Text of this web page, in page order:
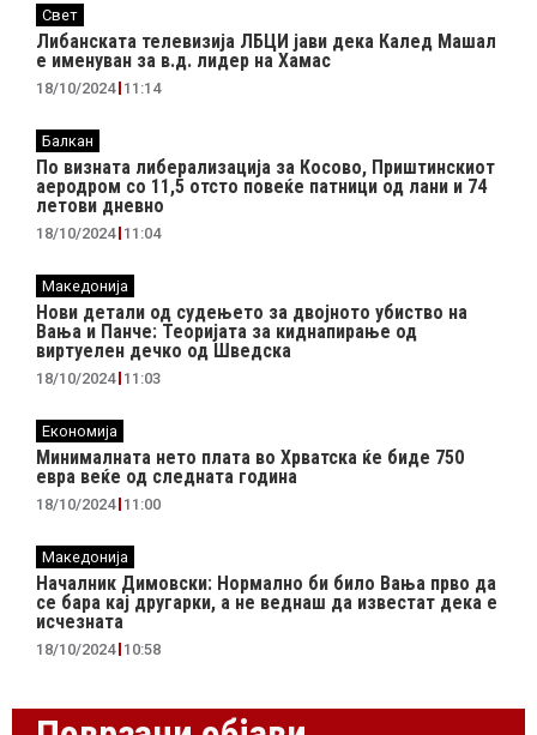
Свет
Либанската телевизија ЛБЦИ јави дека Калед Машал
е именуван за в.д. лидер на Хамас
18/10/2024 11:14
Балкан
По визната либерализација за Косово, Приштинскиот
аеродром со 11,5 отсто повеќе патници од лани и 74
летови дневно
18/10/2024 11:04
Македонија
Нови детали од судењето за двојното убиство на
Вања и Панче: Теоријата за киднапирање од
виртуелен дечко од Шведска
18/10/2024 11:03
Економија
Минималната нето плата во Хрватска ќе биде 750
евра веќе од следната година
18/10/2024 11:00
Македонија
Началник Димовски: Нормално би било Вања прво да
се бара кај другарки, а не веднаш да известат дека е
исчезната
18/10/2024 10:58